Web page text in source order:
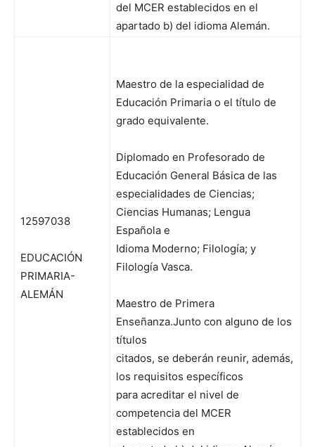
del MCER establecidos en el
apartado b) del idioma Alemán.
12597038
EDUCACIÓN
PRIMARIA-
ALEMÁN
Maestro de la especialidad de
Educación Primaria o el título de
grado equivalente.
Diplomado en Profesorado de
Educación General Básica de las
especialidades de Ciencias;
Ciencias Humanas; Lengua
Española e
Idioma Moderno; Filología; y
Filología Vasca.
Maestro de Primera
Enseñanza.Junto con alguno de los
títulos
citados, se deberán reunir, además,
los requisitos específicos
para acreditar el nivel de
competencia del MCER
establecidos en